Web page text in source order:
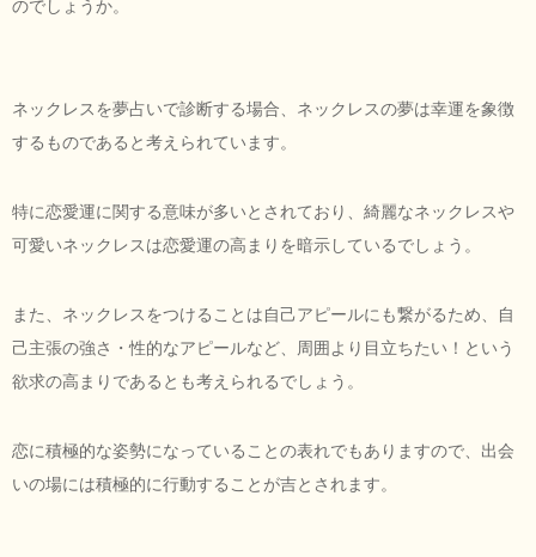
のでしょうか。
ネックレスを夢占いで診断する場合、ネックレスの夢は幸運を象徴
するものであると考えられています。
特に恋愛運に関する意味が多いとされており、綺麗なネックレスや
可愛いネックレスは恋愛運の高まりを暗示しているでしょう。
また、ネックレスをつけることは自己アピールにも繋がるため、自
己主張の強さ・性的なアピールなど、周囲より目立ちたい！という
欲求の高まりであるとも考えられるでしょう。
恋に積極的な姿勢になっていることの表れでもありますので、出会
いの場には積極的に行動することが吉とされます。